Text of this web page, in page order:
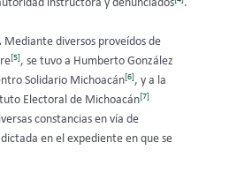
instructora y denunciados
.
Mediante diversos proveídos de
[5], se tuvo a Humberto González
Solidario Michoacán[6], y a la
Electoral de Michoacán[7]
constancias en vía de
en el expediente en que se